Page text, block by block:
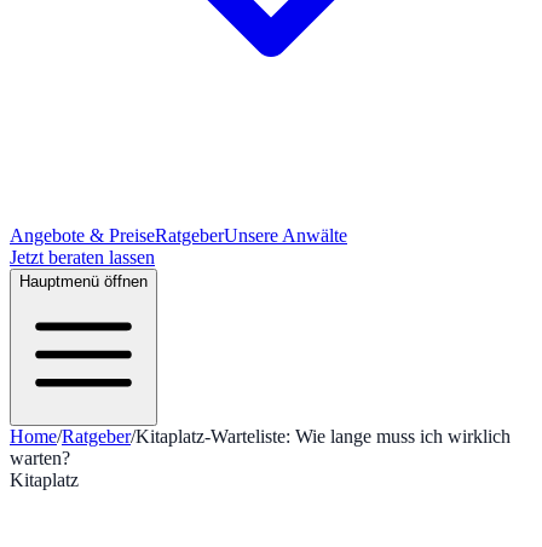
Angebote & PreiseRatgeberUnsere Anwälte
Jetzt beraten lassen
Hauptmenü öffnen
Home/Ratgeber/Kitaplatz-Warteliste: Wie lange muss ich wirklich
warten?
Kitaplatz